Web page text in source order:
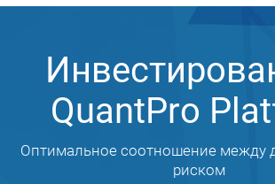
QuantPro
Оптимальное соотношение между
риском